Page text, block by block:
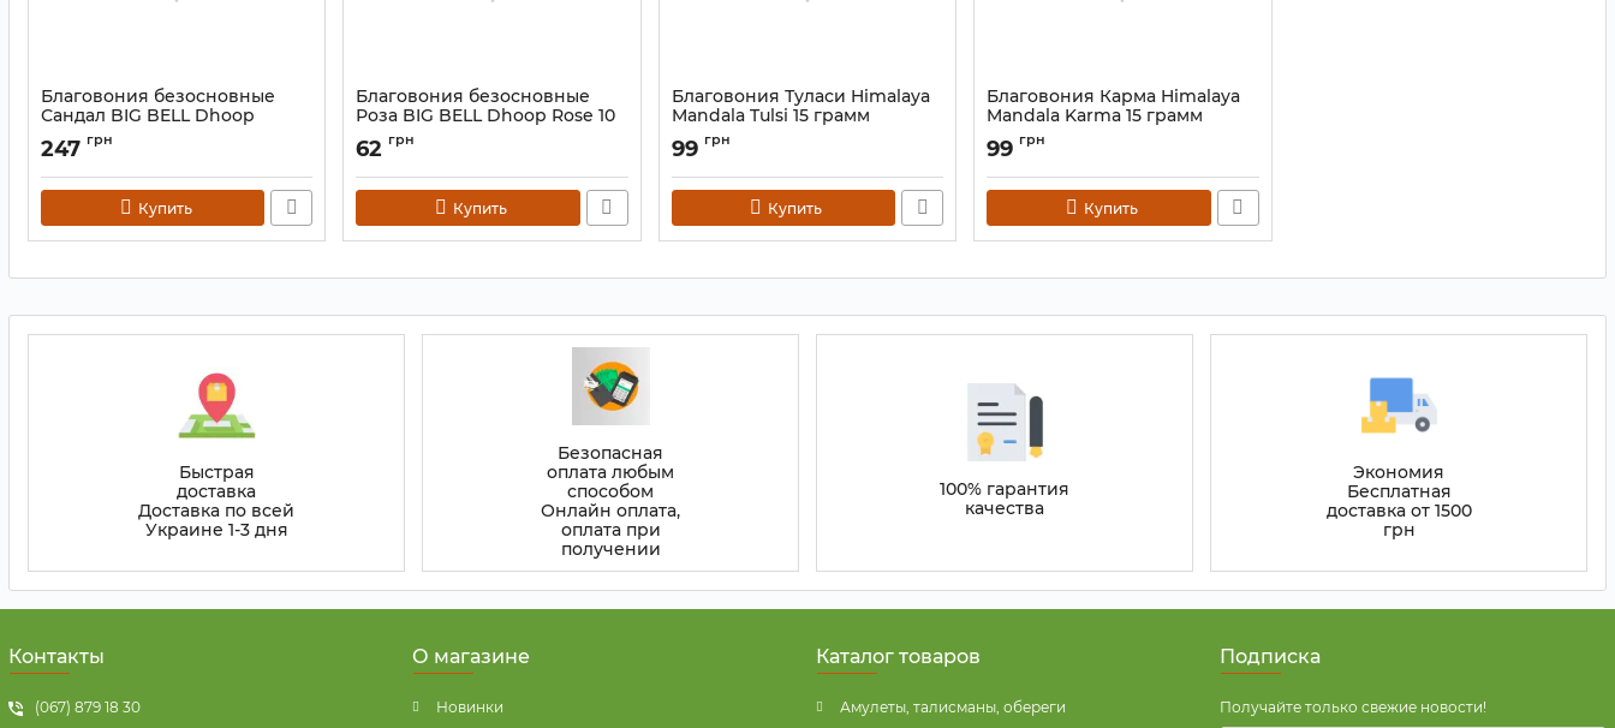
Благовония безосновные
Сандал BIG BELL Dhoop
Sandal 10 палочек
Артикул:
247 грн
Купить
Благовония безосновные
Роза BIG BELL Dhoop Rose 10
палочек
Артикул:
62 грн
Купить
Благовония Туласи Himalaya
Mandala Tulsi 15 грамм
Артикул:
99 грн
Купить
Благовония Карма Himalaya
Mandala Karma 15 грамм
Артикул:
99 грн
Купить
Быстрая
доставка
Доставка по всей
Украине 1-3 дня
Безопасная
оплата любым
способом
Онлайн оплата,
оплата при
получении
100% гарантия
качества
Экономия
Бесплатная
доставка от 1500
грн
Контакты
(067) 879 18 30
О магазине
Новинки
Каталог товаров
Амулеты, талисманы, обереги
Подписка
Получайте только свежие новости!